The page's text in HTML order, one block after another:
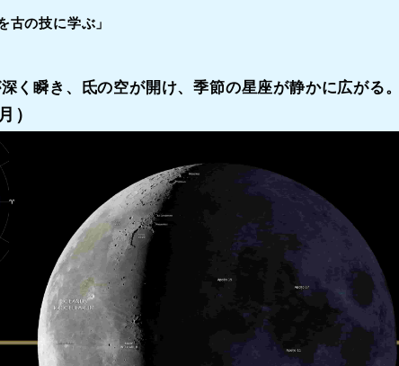
古の技に学ぶ」
深く瞬き、氐の空が開け、季節の星座が静かに広がる
）